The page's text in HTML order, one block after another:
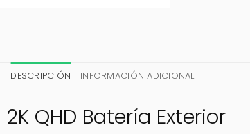
DESCRIPCIÓN INFORMACIÓN ADICIONAL
QHD Batería Exterior